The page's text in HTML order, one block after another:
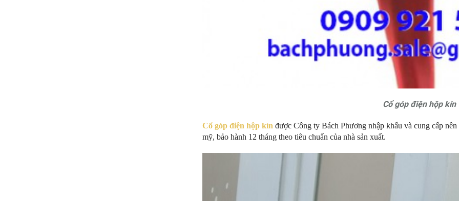
Cổ góp điện hộp kín
Cổ góp điện hộp kín được Công ty Bách Phương nhập khẩu và cung cấp
mỹ, bảo hành 12 tháng theo tiêu chuẩn của nhà sản xuất.